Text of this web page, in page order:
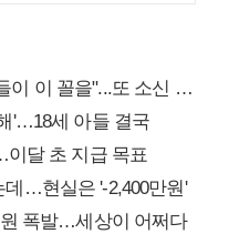
이 꼴을"...또 소신 발언
'…18세 아들 결국
이달 초 지급 목표
데…현실은 '-2,400만원'
폭발…세상이 어쩌다